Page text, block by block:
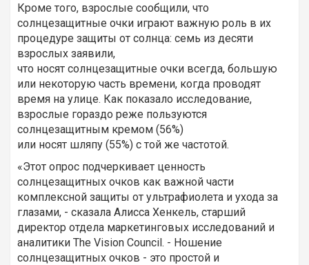
Кроме того, взрослые сообщили, что
солнцезащитные очки играют важную роль в их
процедуре защиты от солнца: семь из десяти
взрослых заявили,
что носят солнцезащитные очки всегда, большую
или некоторую часть времени, когда проводят
время на улице. Как показало исследование,
взрослые гораздо реже пользуются
солнцезащитным кремом (56%)
или носят шляпу (55%) с той же частотой.
«Этот опрос подчеркивает ценность
солнцезащитных очков как важной части
комплексной защиты от ультрафиолета и ухода за
глазами, - сказала Алисса Хенкель, старший
директор отдела маркетинговых исследований и
аналитики The Vision Council. - Ношение
солнцезащитных очков - это простой и